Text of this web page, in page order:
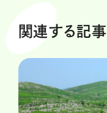
関連する記事